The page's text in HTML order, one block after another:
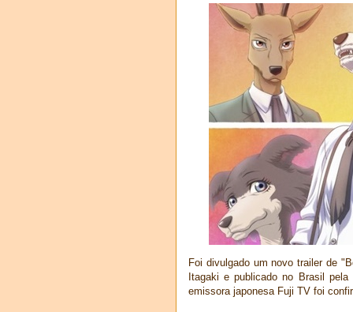
Foi divulgado um novo trailer de
Itagaki e publicado no Brasil
emissora japonesa Fuji TV foi